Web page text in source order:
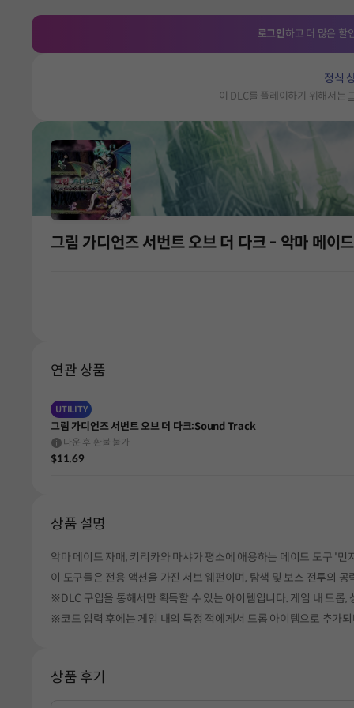
로그인하고 더 많은 할
정식
이 DLC를 플레이하기 위해서는
그림 가디언즈 서번트 오브 더 다크 - 악마 메이
연관 상품
UTILITY
그림 가디언즈 서번트 오브 더 다크:Sound Track
다운 후 환불 불가
$11.69
상품 설명
악마 메이드 자매, 키리카와 마샤가 평소에 애용하는 메이드 도구 '
이 도구들은 전용 액션을 가진 서브 웨펀이며, 탐색 및 보스 전투의 공
※DLC 구입을 통해서만 획득할 수 있는 아이템입니다. 게임 내 드롭,
※코드 입력 후에는 게임 내의 특정 적에게서 드롭 아이템으로 추가
상품 후기